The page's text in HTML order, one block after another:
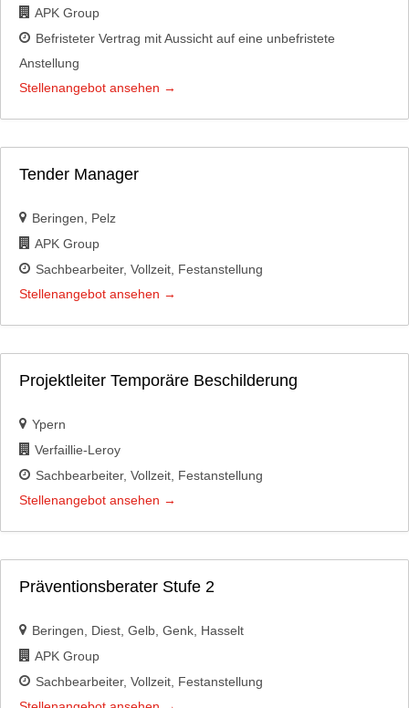
APK Group
Befristeter Vertrag mit Aussicht auf eine unbefristete
Anstellung
Stellenangebot ansehen
Tender Manager
Beringen
Pelz
APK Group
Sachbearbeiter Vollzeit Festanstellung
Stellenangebot ansehen
Projektleiter Temporäre Beschilderung
Ypern
Verfaillie-Leroy
Sachbearbeiter Vollzeit Festanstellung
Stellenangebot ansehen
Präventionsberater Stufe 2
Beringen Diest Gelb Genk Hasselt
APK Group
Sachbearbeiter Vollzeit Festanstellung